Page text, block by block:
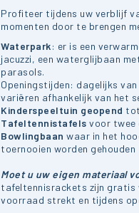
Profiteer tijdens uw verblijf
momenten door te brengen
Waterpark: er is een
jacuzzi, een waterglijbaan
parasols.
Openingstijden: dagelijks
variëren afhankelijk van het
Kinderspeeltuin geopend
Tafeltennistafelsvoor twee
Bowlingbaanwaar in het
toernooien worden gehouden
Moet u uw eigen materiaal
tafeltennisrackets zijn gratis
voorraad strekt en tijdens